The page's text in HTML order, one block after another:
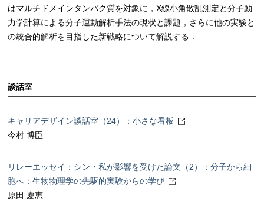
はマルチドメインタンパク質を対象に，X線小角散乱測定と分子動
力学計算による分子運動解析手法の現状と課題，さらに他の実験と
の統合的解析を目指した新戦略について解説する．
談話室
キャリアデザイン談話室（24）：小さな看板
今村 博臣
リレーエッセイ：シン・私が影響を受けた論文（2）：分子から細
胞へ：生物物理学の先駆的実験からの学び
原田 慶恵